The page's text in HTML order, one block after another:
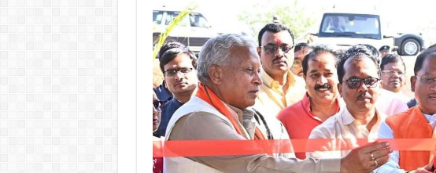
विष्णुदेव
साय
ने
बगिया
में
पर्यावरण
वाटिका
का
किया
लोकार्पण:
28
हेक्टेयर
53
लाख
रूपए